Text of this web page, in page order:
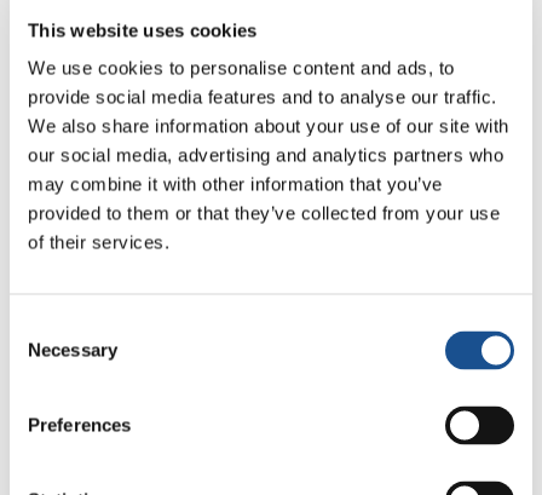
This website uses cookies
We use cookies to personalise content and ads, to
provide social media features and to analyse our traffic.
We also share information about your use of our site with
our social media, advertising and analytics partners who
may combine it with other information that you’ve
provided to them or that they’ve collected from your use
of their services.
Selection
Necessary
Preferences
trabaja individualmente, es necesariamente el
trabajo en equipo.En la comunicación
también es fundamental dejarse aconsejar,
escuchar las sugerencias de los demás. La
clave de todo está en el intercambio
continuoy no en la confrontación, en el
diálogo constructivo», añade Roberta.
principio cuando quería ser periodista, fue
realmente vasto, pero creo que en la base de
todo tiene que estar la escucha: escuchar a la